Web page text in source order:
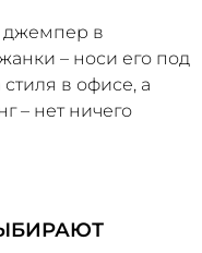
джемпер в
– носи его под
в офисе, а
– нет ничего